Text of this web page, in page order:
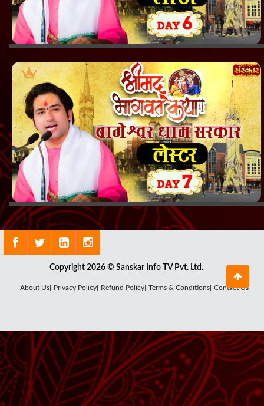
Copyright 2026 © Sanskar Info TV Pvt. Ltd.
About Us| Privacy Policy| Refund Policy| Terms & Conditions| Contact Us